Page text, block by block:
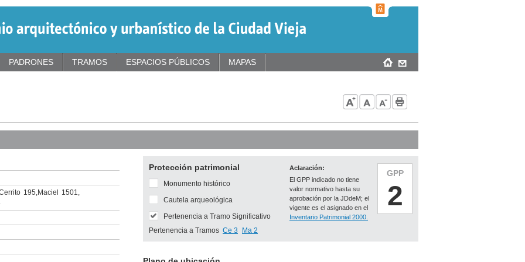
195,Maciel 1501,
Protección patrimonial
GPP
2
Aclaración:
El GPP indicado no tiene
valor normativo hasta su
aprobación por la JDdeM; el
vigente es el asignado en el
Inventario Patrimonial 2000.
Monumento histórico
Cautela arqueológica
Pertenencia a Tramo Significativo
Pertenencia a Tramos Ce 3 Ma 2
PADRONES TRAMOS ESPACIOS PÚBLICOS MAPAS